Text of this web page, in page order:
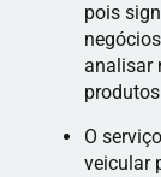
pois
analisar
O
veicular